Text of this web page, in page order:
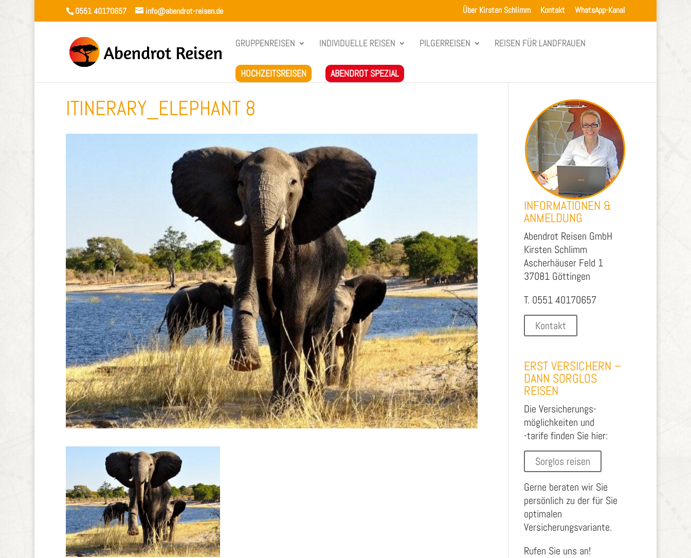
0551 40170657 info@abendrot-reisen.de Über Kirsten Schlimm Kontakt WhatsApp-Kanal
GRUPPENREISEN INDIVIDUELLE REISEN PILGERREISEN REISEN FÜR LANDFRAUEN
HOCHZEITSREISEN ABENDROT SPEZIAL
ITINERARY_ELEPHANT 8
INFORMATIONEN &
ANMELDUNG
Abendrot Reisen GmbH
Kirsten Schlimm
Ascherhäuser Feld 1
37081 Göttingen
T. 0551 40170657
Kontakt
ERST VERSICHERN –
DANN SORGLOS
REISEN
Die Versicherungs-
möglichkeiten und
-tarife finden Sie hier:
Sorglos reisen
Gerne beraten wir Sie
persönlich zu der für Sie
optimalen
Versicherungsvariante.
Rufen Sie uns an!